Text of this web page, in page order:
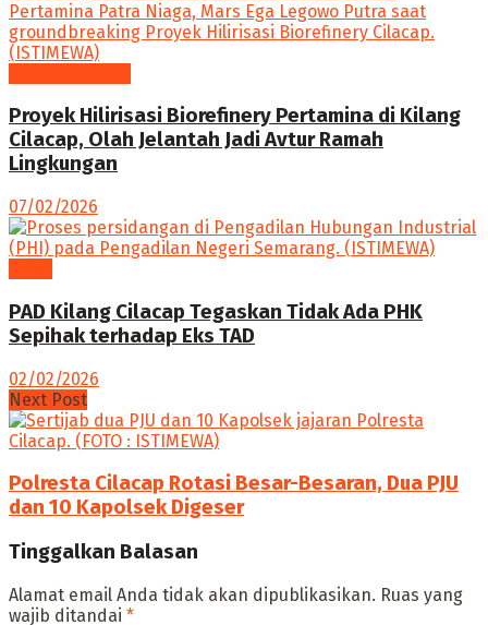
Proyek Hilirisasi Biorefinery Pertamina di Kilang
Cilacap, Olah Jelantah Jadi Avtur Ramah
Lingkungan
07/02/2026
PAD Kilang Cilacap Tegaskan Tidak Ada PHK
Sepihak terhadap Eks TAD
02/02/2026
Next Post
Polresta Cilacap Rotasi Besar-Besaran, Dua PJU
dan 10 Kapolsek Digeser
Tinggalkan Balasan
Alamat email Anda tidak akan dipublikasikan. Ruas yang
wajib ditandai *